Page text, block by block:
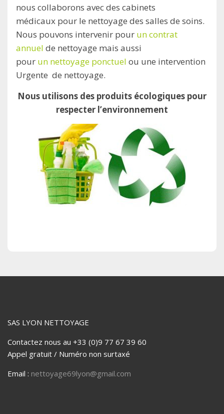
nous collaborons avec des cabinets
médicaux pour le nettoyage des salles de soins.
Nous pouvons intervenir pour un contrat
annuel de nettoyage mais aussi
pour un nettoyage ponctuel ou une intervention
Urgente de nettoyage.
Nous utilisons des produits écologiques pour
respecter l’environnement
SAS LYON NETTOYAGE
Contactez nous au +33 (0)9 77 67 39 60
Appel gratuit / Numéro non surtaxé
Email : nettoyage69lyon@gmail.com